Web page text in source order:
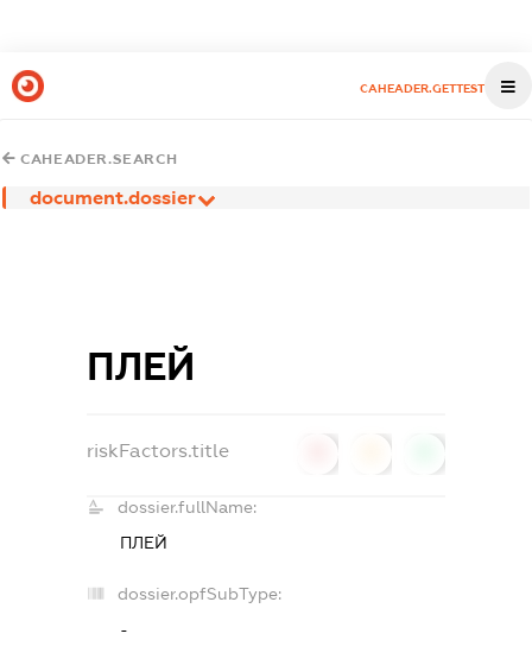
CAHEADER.GETTEST
CAHEADER.SEARCH
document.dossier
ПЛЕЙ
riskFactors.title
dossier.fullName:
ПЛЕЙ
dossier.opfSubType:
-